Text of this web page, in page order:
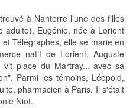
à Nanterre l'une des filles
adulte), Eugénie, née à Lorient
Télégraphes, elle se marie en
natif de Lorient, Auguste
vit place du Martray... avec sa
Parmi les témoins, Léopold,
pharmacien à Paris. Il s'était
Niot.